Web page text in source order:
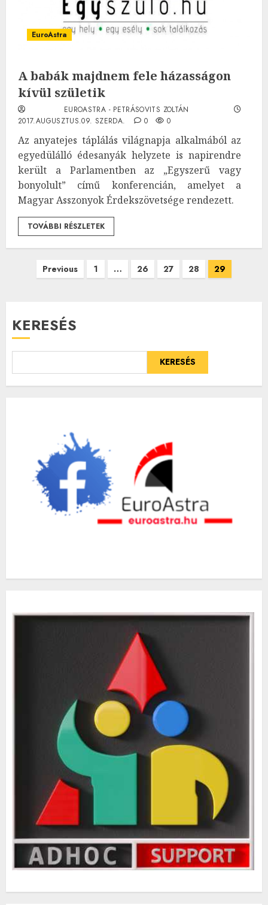
EuroAstra
A babák majdnem fele házasságon
kívül születik
EUROASTRA - PETRÁSOVITS ZOLTÁN
2017.AUGUSZTUS.09. SZERDA.
0 0
Az anyatejes táplálás világnapja alkalmából az
egyedülálló édesanyák helyzete is napirendre
került a Parlamentben az „Egyszerű vagy
bonyolult” című konferencián, amelyet a
Magyar Asszonyok Érdekszövetsége rendezett.
TOVÁBBI RÉSZLETEK
Bejegyzések
Previous 1 … 26 27 28 29
KERESÉS
KERESÉS